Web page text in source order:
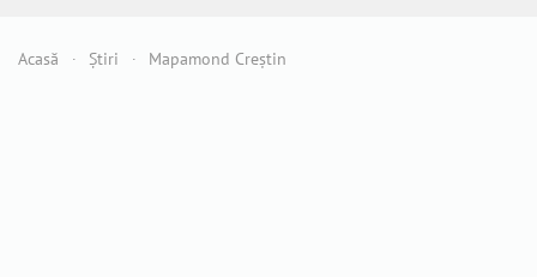
Acasă Știri Mapamond Creștin